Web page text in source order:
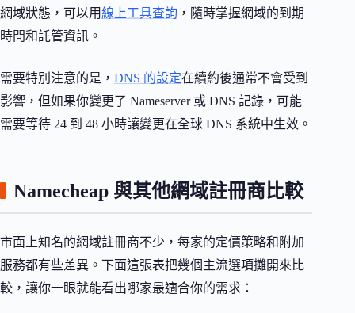
網域狀態，可以用線上工具查詢 ，隨時掌握網域的到期
時間和託管資訊。
需要特別注意的是， DNS 的設定在續約後通常不會受到
影響，但如果你變更了 Nameserver 或 DNS 記錄，可能
需要等待 24 到 48 小時讓變更在全球 DNS 系統中生效。
Namecheap 與其他網域註冊商比較
市面上知名的網域註冊商不少，每家的定價策略和附加
服務都有些差異。下面這張表把幾個主流選項攤開來比
較，讓你一眼就能看出哪家最適合你的需求：